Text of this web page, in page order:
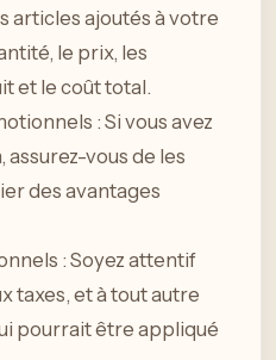
articles ajoutés à votre
le prix, les
et le coût total.
: Si vous avez
vous de les
des avantages
: Soyez attentif
taxes, et à tout autre
pourrait être appliqué